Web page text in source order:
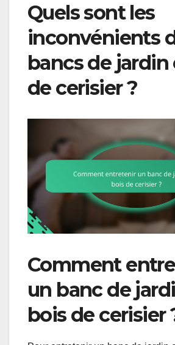
Quels sont les
inconvénients
bancs de jardin
de cerisier ?
Comment
un banc de
bois de cerisier